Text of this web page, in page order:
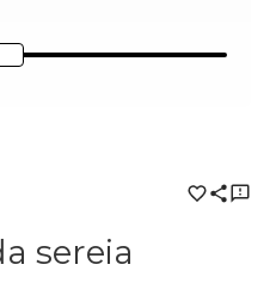
sereia